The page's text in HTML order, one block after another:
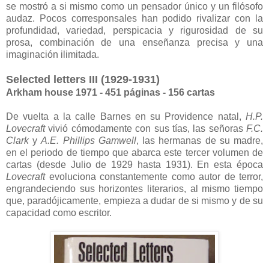
se mostró a si mismo como un pensador único y un filósofo
audaz. Pocos corresponsales han podido rivalizar con la
profundidad, variedad, perspicacia y rigurosidad de su
prosa, combinación de una enseñanza precisa y una
imaginación ilimitada.
Selected letters III (1929-1931)
Arkham house 1971 - 451 páginas - 156 cartas
De vuelta a la calle Barnes en su Providence natal, H.P.
Lovecraftvivió cómodamente con sus tías, las señoras F.C.
ClarkyA.E. Phillips Gamwell, las hermanas de su madre,
en el periodo de tiempo que abarca este tercer volumen de
cartas (desde Julio de 1929 hasta 1931). En esta época
Lovecraftevoluciona constantemente como autor de terror,
engrandeciendo sus horizontes literarios, al mismo tiempo
que, paradójicamente, empieza a dudar de si mismo y de su
capacidad como escritor.